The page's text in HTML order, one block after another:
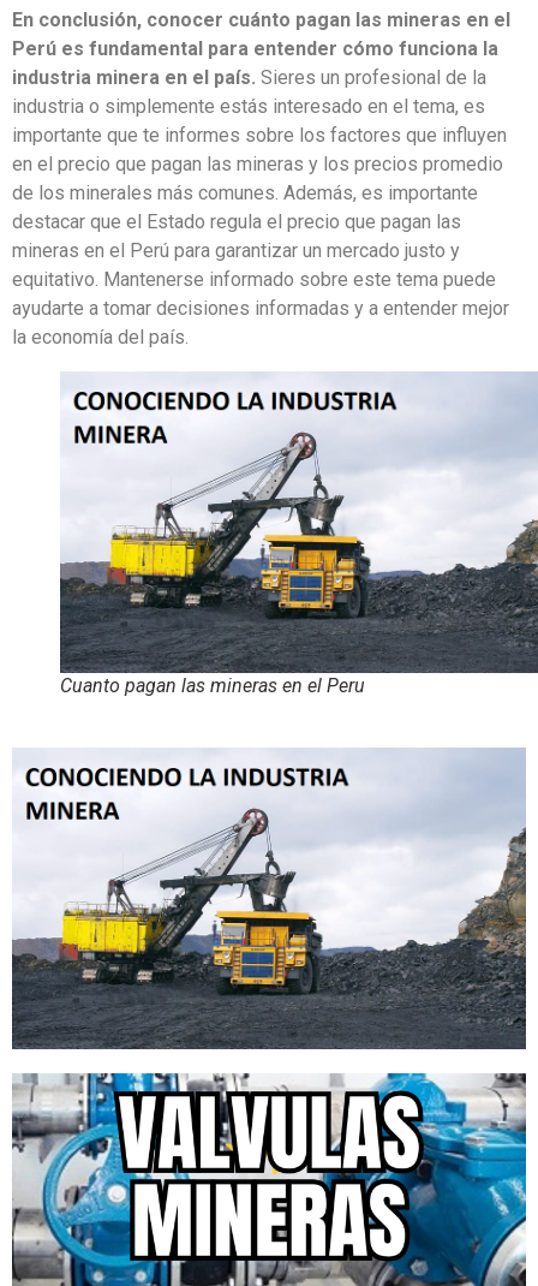
En conclusión, conocer cuánto pagan las mineras en el
Perú es fundamental para entender cómo funciona la
industria minera en el país. Sieres un profesional de la
industria o simplemente estás interesado en el tema, es
importante que te informes sobre los factores que influyen
en el precio que pagan las mineras y los precios promedio
de los minerales más comunes. Además, es importante
destacar que el Estado regula el precio que pagan las
mineras en el Perú para garantizar un mercado justo y
equitativo. Mantenerse informado sobre este tema puede
ayudarte a tomar decisiones informadas y a entender mejor
la economía del país.
Cuanto pagan las mineras en el Peru